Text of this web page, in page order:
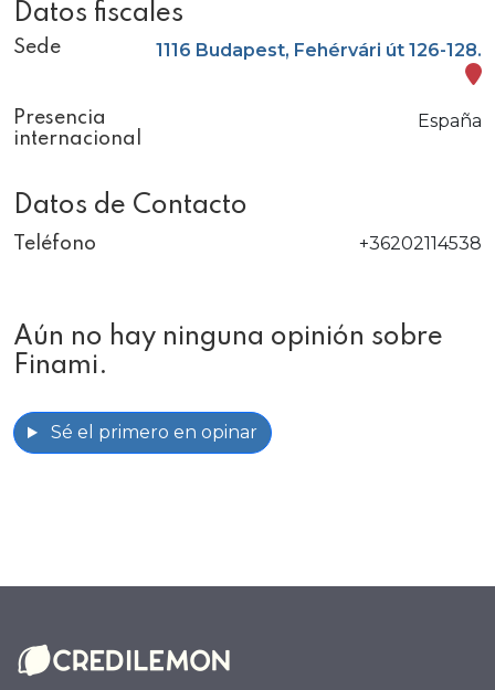
Datos fiscales
Sede 1116 Budapest, Fehérvári út 126-128.
Presencia
internacional
España
Datos de Contacto
Teléfono +36202114538
Aún no hay ninguna opinión sobre
Finami.
Sé el primero en opinar